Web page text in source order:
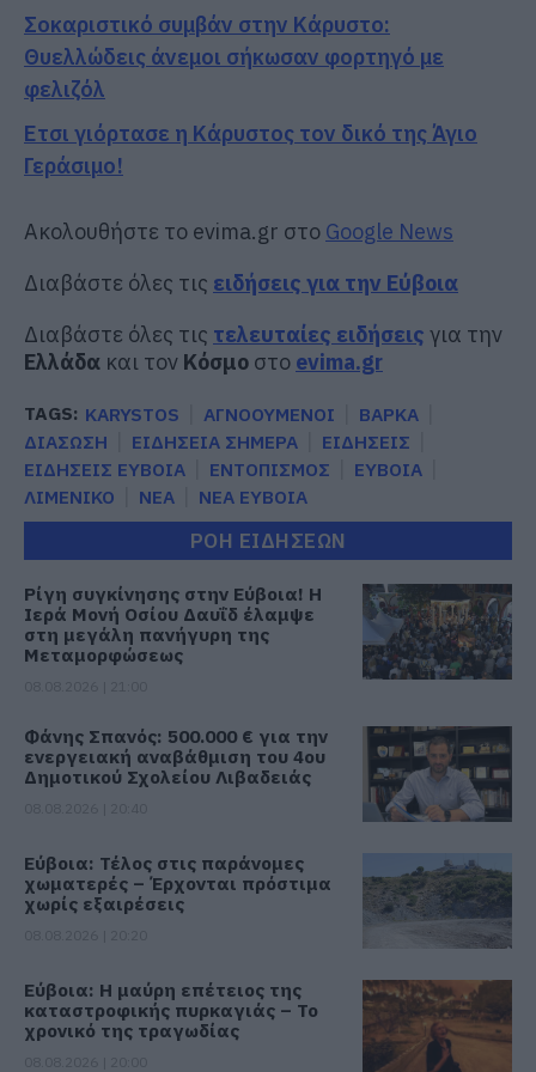
Σοκαριστικό συμβάν στην Κάρυστο:
Θυελλώδεις άνεμοι σήκωσαν φορτηγό με
φελιζόλ
Ετσι γιόρτασε η Κάρυστος τον δικό της Άγιο
Γεράσιμο!
Ακολουθήστε το evima.gr στο Google News
Διαβάστε όλες τις ειδήσεις για την Εύβοια
Διαβάστε όλες τις τελευταίες ειδήσεις για την
Ελλάδα και τον Κόσμο στο evima.gr
TAGS: KARYSTOS ΑΓΝΟΟΥΜΕΝΟΙ
ΒΑΡΚΑ
ΔΙΑΣΩΣΗ
ΕΙΔΗΣΕΙΑ ΣΗΜΕΡΑ
ΕΙΔΗΣΕΙΣ
ΕΙΔΗΣΕΙΣ ΕΥΒΟΙΑ
ΕΝΤΟΠΙΣΜΟΣ
ΕΥΒΟΙΑ
ΛΙΜΕΝΙΚΟ
ΝΕΑ ΝΕΑ ΕΥΒΟΙΑ
ΡΟΗ ΕΙΔΗΣΕΩΝ
Ρίγη συγκίνησης στην Εύβοια! Η
Ιερά Μονή Οσίου Δαυΐδ έλαμψε
στη μεγάλη πανήγυρη της
Μεταμορφώσεως
Φάνης Σπανός: 500.000 € για την
ενεργειακή αναβάθμιση του 4ου
Δημοτικού Σχολείου Λιβαδειάς
Εύβοια: Τέλος στις παράνομες
χωματερές – Έρχονται πρόστιμα
χωρίς εξαιρέσεις
Εύβοια: Η μαύρη επέτειος της
καταστροφικής πυρκαγιάς – Το
χρονικό της τραγωδίας